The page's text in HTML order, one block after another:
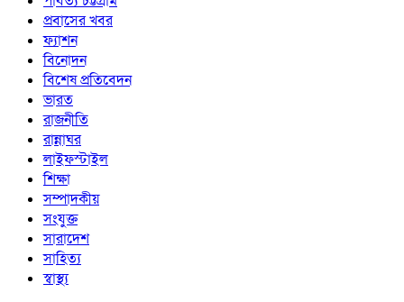
প্রবাসের খবর
ফ্যাশন
বিনোদন
বিশেষ প্রতিবেদন
ভারত
রাজনীতি
রান্নাঘর
লাইফস্টাইল
শিক্ষা
সম্পাদকীয়
সংযুক্ত
সারাদেশ
সাহিত্য
স্বাস্থ্য